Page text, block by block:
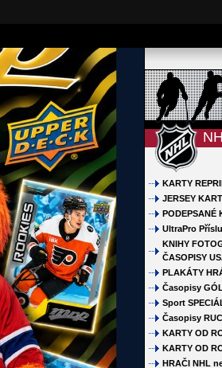
KARTY
JERSEY
PODEPSANÉ
UltraPro
KNIHY
ČASOPISY
PLAKÁTY
Časopisy GÓL
Sport
Časopisy
KARTY OD
KARTY OD
HRAČI NHL